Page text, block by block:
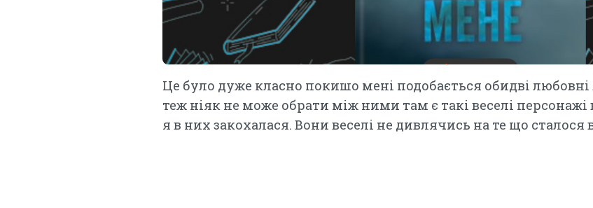
Це було дуже класно покишо мені подобається обидві любовні
теж ніяк не може обрати між ними там є такі веселі
я в них закохалася. Вони веселі не дивлячись на те що сталося